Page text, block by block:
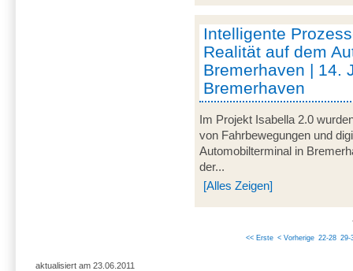
Intelligente
Realität auf dem
Bremerhaven | 14.
Bremerhaven
Im Projekt Isabella 2.0
von Fahrbewegungen und
Automobilterminal in
der...
[Alles Zeigen]
<< Erste < Vorherige 22-28 29-
aktualisiert am 23.06.2011